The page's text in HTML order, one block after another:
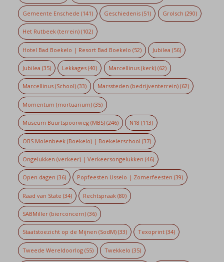
Gemeente Enschede (141) Geschiedenis (51) Grolsch (290)
Het Rutbeek (terrein)(102)
Hotel Bad Boekelo | Resort Bad Boekelo (52) Jubilea (56)
Jubilea (35) Lekkages (40) Marcellinus (kerk)(62)
Marcellinus (School)(33) Marssteden (bedrijventerrein) (62)
Momentum (mortuarium)(35)
Museum Buurtspoorweg (MBS)(246) N18 (113)
OBS Molenbeek (Boekelo) | Boekelerschool (37)
Ongelukken (verkeer) | Verkeersongelukken (46)
Open dagen (36) Popfeesten Usselo | Zomerfeesten (39)
Raad van State (34) Rechtspraak (80)
SABMiller (bierconcern)(36)
Staatstoezicht op de Mijnen (SodM)(33) Texoprint (34)
Tweede Wereldoorlog(55) Twekkelo (35)